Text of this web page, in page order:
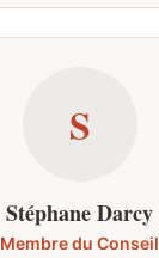
S
Stéphane Darcy
Membre du Conseil